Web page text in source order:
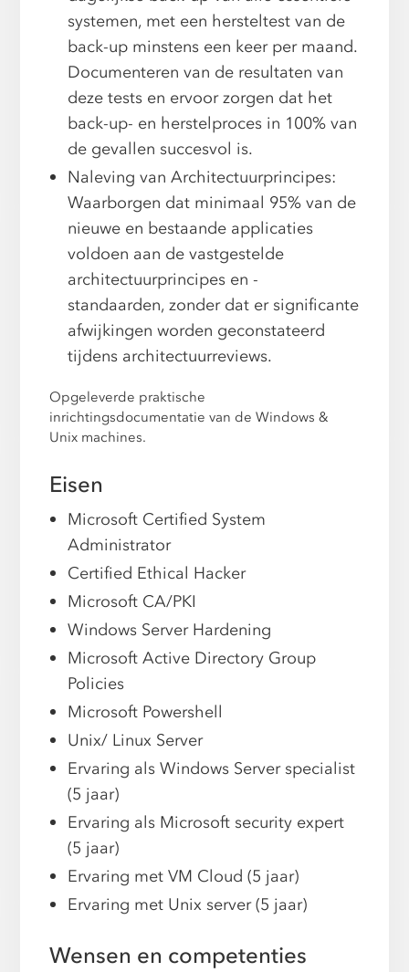
systemen, met een hersteltest van de
back-up minstens een keer per maand.
Documenteren van de resultaten van
deze tests en ervoor zorgen dat het
back-up- en herstelproces in 100% van
de gevallen succesvol is.
Naleving van Architectuurprincipes:
Waarborgen dat minimaal 95% van de
nieuwe en bestaande applicaties
voldoen aan de vastgestelde
architectuurprincipes en -
standaarden, zonder dat er significante
afwijkingen worden geconstateerd
tijdens architectuurreviews.
Opgeleverde praktische
inrichtingsdocumentatie van de Windows &
Unix machines.
Eisen
Microsoft Certified System
Administrator
Certified Ethical Hacker
Microsoft CA/PKI
Windows Server Hardening
Microsoft Active Directory Group
Policies
Microsoft Powershell
Unix/ Linux Server
Ervaring als Windows Server specialist
(5 jaar)
Ervaring als Microsoft security expert
(5 jaar)
Ervaring met VM Cloud (5 jaar)
Ervaring met Unix server (5 jaar)
Wensen en competenties